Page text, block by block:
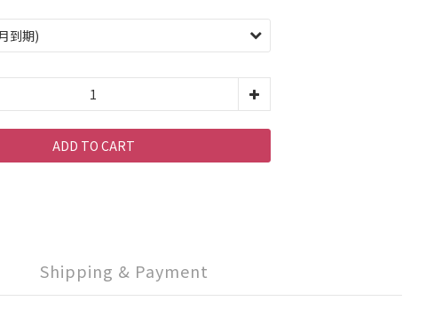
ADD TO CART
Shipping & Payment